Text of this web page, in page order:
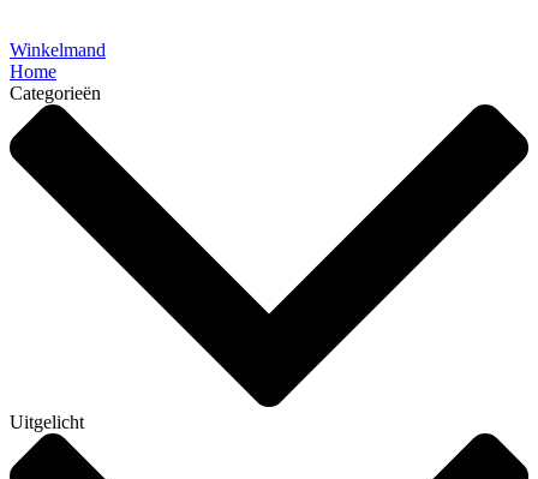
Winkelmand
Home
Categorieën
Uitgelicht